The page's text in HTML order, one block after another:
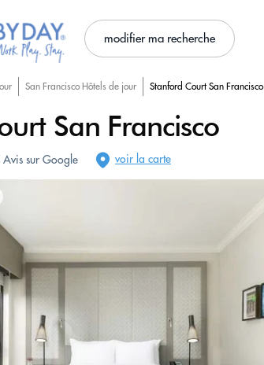
modifier ma recherche
San Francisco Hôtels de jour Stanford Court San Francisco
San Francisco
sur Google voir la carte